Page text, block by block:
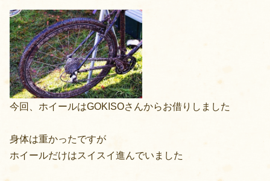
今回、ホイールはGOKISOさんからお借りしました
身体は重かったですが
ホイールだけはスイスイ進んでいました